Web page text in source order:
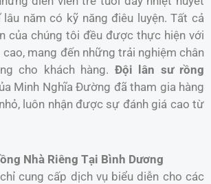
năm có kỹ năng điêu luyện. Tất cả
của chúng tôi đều được thực hiện với
mang đến những trải nghiệm chân
cho khách hàng. Đội lân sư rồng
Minh Nghĩa Đường đã tham gia hàng
luôn nhận được sự đánh giá cao từ
Nhà Riêng Tại Bình Dương
cung cấp dịch vụ biểu diễn cho các